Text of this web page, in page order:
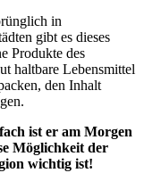
in
gibt es dieses
Produkte des
haltbare Lebensmittel
den Inhalt
ist er am Morgen
Möglichkeit der
wichtig ist!